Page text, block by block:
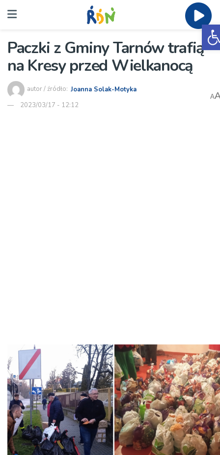
Paczki z Gminy Tarnów trafią
na Kresy przed Wielkanocą
autor / źródło: Joanna Solak-Motyka
2023/03/17 - 12:12
A